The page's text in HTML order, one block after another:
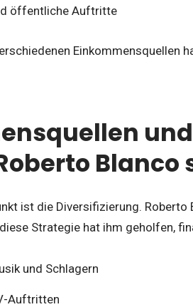
öffentliche Auftritte
Einkommensquellen
Blanco
ist die Diversifizierung.
Strategie hat ihm geholfen,
und Schlagern
Auftritten